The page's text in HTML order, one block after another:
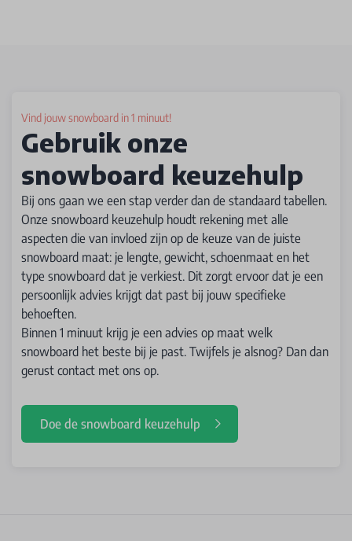
Vind jouw snowboard in 1 minuut!
Gebruik onze
snowboard keuzehulp
Bij ons gaan we een stap verder dan de standaard tabellen.
Onze snowboard keuzehulp houdt rekening met alle
aspecten die van invloed zijn op de keuze van de juiste
snowboard maat: je lengte, gewicht, schoenmaat en het
type snowboard dat je verkiest. Dit zorgt ervoor dat je een
persoonlijk advies krijgt dat past bij jouw specifieke
behoeften.
Binnen 1 minuut krijg je een advies op maat welk
snowboard het beste bij je past. Twijfels je alsnog? Dan dan
gerust contact met ons op.
Doe de snowboard keuzehulp